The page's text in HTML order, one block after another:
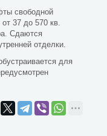
свободной
37 до 570 кв.
Сдаются
отделки.
для